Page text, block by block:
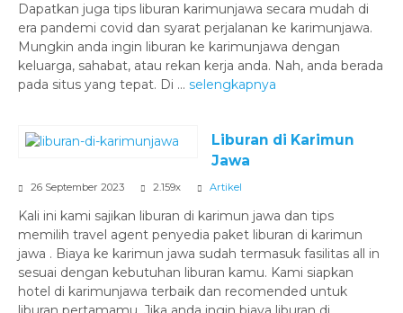
Dapatkan juga tips liburan karimunjawa secara mudah di
era pandemi covid dan syarat perjalanan ke karimunjawa.
Mungkin anda ingin liburan ke karimunjawa dengan
keluarga, sahabat, atau rekan kerja anda. Nah, anda berada
pada situs yang tepat. Di ... selengkapnya
Liburan di Karimun
Jawa
26 September 2023 2.159x Artikel
Kali ini kami sajikan liburan di karimun jawa dan tips
memilih travel agent penyedia paket liburan di karimun
jawa . Biaya ke karimun jawa sudah termasuk fasilitas all in
sesuai dengan kebutuhan liburan kamu. Kami siapkan
hotel di karimunjawa terbaik dan recomended untuk